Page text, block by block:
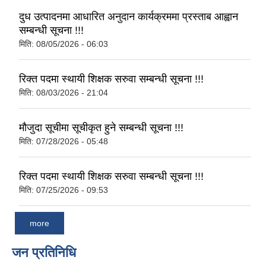
दुध उत्पादनमा आधारित अनुदान कार्यक्रममा प्रस्ताब आह्वान
सम्बन्धी सूचना !!!
मिति: 08/05/2026 - 06:03
रिक्त पदमा स्थायी शिक्षक सरुवा सम्बन्धी सूचना !!!
मिति: 08/03/2026 - 21:04
मौजुदा सूचीमा सूचीकृत हुने सम्बन्धी सूचना !!!
मिति: 07/28/2026 - 05:48
रिक्त पदमा स्थायी शिक्षक सरुवा सम्बन्धी सूचना !!!
मिति: 07/25/2026 - 09:53
more
जन प्रतिनिधि